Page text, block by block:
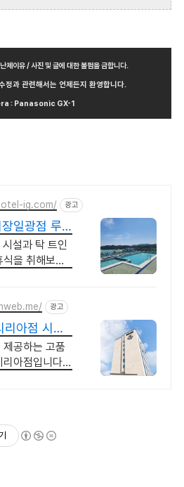
유 / 사진 및 글에 대한 불펌을 금합니다.
정과 관련해서는 언제든지 환영합니다.
: Panasonic GX-1
ig.com/ 광고
일광점 루
기)
설과 탁 트인
을 취해보세
광고
리아점 시네
공하는 고품
아점입니다.